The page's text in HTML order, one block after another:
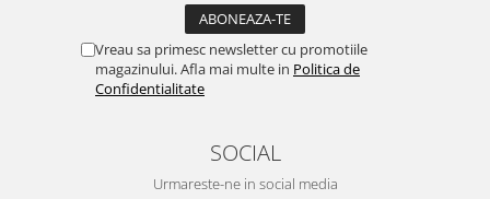
Vreau sa primesc newsletter cu promotiile
magazinului. Afla mai multe in Politica de
Confidentialitate
SOCIAL
Urmareste-ne in social media